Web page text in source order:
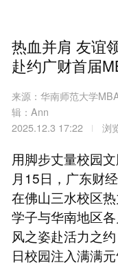
热血并肩 友谊
赴约广财首届
来源：华南师范大学
辑：Ann
2025.12.3 17:22
浏
用脚步丈量校园
月15日，广东财
在佛山三水校区
学子与华南地区
风之姿赴活力之
日校园注入满满元